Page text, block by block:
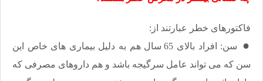
فاکتورهای خطر عبارتند از:
●​​​​​​​
سن: افراد بالای 65 سال هم به دلیل بیماری های خاص این
سن که می تواند عامل سرگیجه باشد و هم داروهای مصرفی که